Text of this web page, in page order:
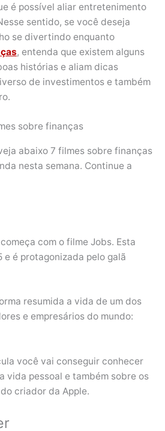
é possível aliar entretenimento
sentido, se você deseja
se divertindo enquanto
, entenda que existem alguns
histórias e aliam dicas
de investimentos e também
abaixo 7 filmes sobre finanças
nesta semana. Continue a
com o filme Jobs. Esta
e é protagonizada pelo galã
resumida a vida de um dos
e empresários do mundo:
você vai conseguir conhecer
vida pessoal e também sobre os
criador da Apple.